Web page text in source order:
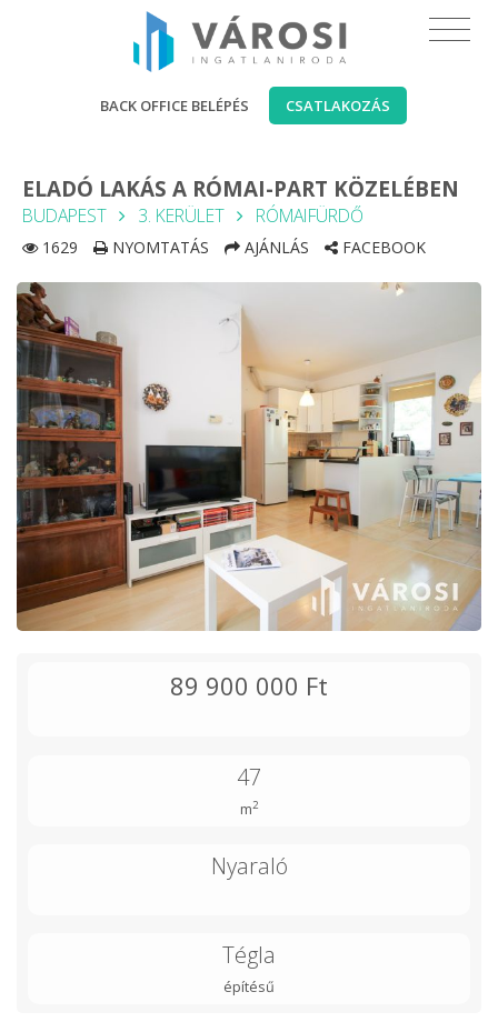
BACK OFFICE BELÉPÉS CSATLAKOZÁS
ELADÓ LAKÁS A RÓMAI-PART KÖZELÉBEN
BUDAPEST 3. KERÜLET RÓMAIFÜRDŐ
1629 NYOMTATÁS AJÁNLÁS FACEBOOK
89 900 000 Ft
47
m2
Nyaraló
Tégla
építésű